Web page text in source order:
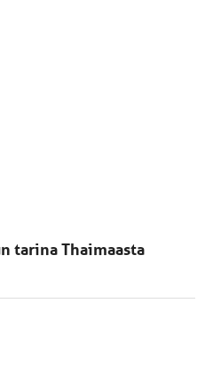
tarina Thaimaasta